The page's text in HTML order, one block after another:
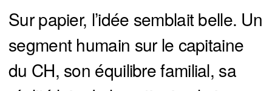
Sur papier, l’idée semblait belle. Un
segment humain sur le capitaine
du CH, son équilibre familial, sa